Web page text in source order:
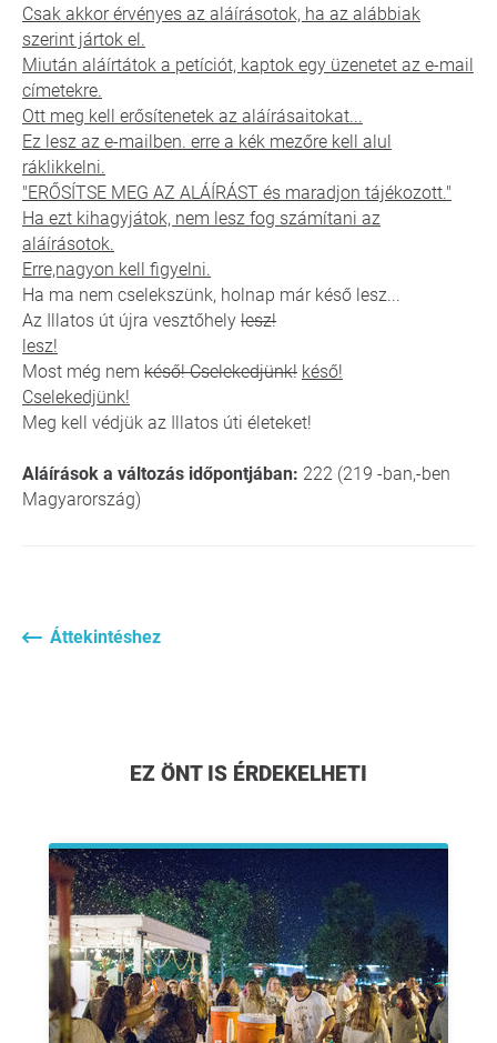
Csak akkor érvényes az aláírásotok, ha az alábbiak
szerint jártok el.
Miután aláírtátok a petíciót, kaptok egy üzenetet az e-mail
címetekre.
Ott meg kell erősítenetek az aláírásaitokat...
Ez lesz az e-mailben. erre a kék mezőre kell alul
ráklikkelni.
"ERŐSÍTSE MEG AZ ALÁÍRÁST és maradjon tájékozott."
Ha ezt kihagyjátok, nem lesz fog számítani az
aláírásotok.
Erre,nagyon kell figyelni.
Ha ma nem cselekszünk, holnap már késő lesz...
Az Illatos út újra vesztőhely lesz!
lesz!
Most még nem késő! Cselekedjünk! késő!
Cselekedjünk!
Meg kell védjük az Illatos úti életeket!
Aláírások a változás időpontjában: 222 (219 -ban,-ben
Magyarország)
Áttekintéshez
EZ ÖNT IS ÉRDEKELHETI